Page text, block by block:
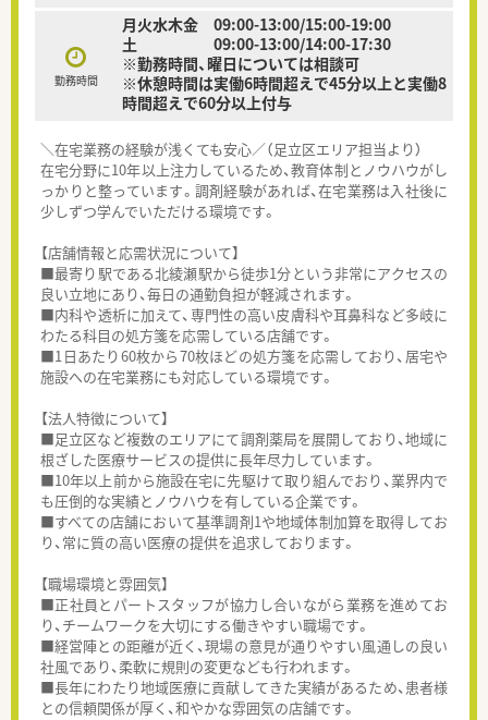
勤務時間
月火水木金 09:00-13:00/15:00-19:00
土 09:00-13:00/14:00-17:30
※勤務時間、曜日については相談可
※休憩時間は実働6時間超えで45分以上と実働8
時間超えで60分以上付与
＼在宅業務の経験が浅くても安心／（足立区エリア担当より）
在宅分野に10年以上注力しているため、教育体制とノウハウがし
っかりと整っています。調剤経験があれば、在宅業務は入社後に
少しずつ学んでいただける環境です。
【店舗情報と応需状況について】
■最寄り駅である北綾瀬駅から徒歩1分という非常にアクセスの
良い立地にあり、毎日の通勤負担が軽減されます。
■内科や透析に加えて、専門性の高い皮膚科や耳鼻科など多岐に
わたる科目の処方箋を応需している店舗です。
■1日あたり60枚から70枚ほどの処方箋を応需しており、居宅や
施設への在宅業務にも対応している環境です。
【法人特徴について】
■足立区など複数のエリアにて調剤薬局を展開しており、地域に
根ざした医療サービスの提供に長年尽力しています。
■10年以上前から施設在宅に先駆けて取り組んでおり、業界内で
も圧倒的な実績とノウハウを有している企業です。
■すべての店舗において基準調剤1や地域体制加算を取得してお
り、常に質の高い医療の提供を追求しております。
【職場環境と雰囲気】
■正社員とパートスタッフが協力し合いながら業務を進めてお
り、チームワークを大切にする働きやすい職場です。
■経営陣との距離が近く、現場の意見が通りやすい風通しの良い
社風であり、柔軟に規則の変更なども行われます。
■長年にわたり地域医療に貢献してきた実績があるため、患者様
との信頼関係が厚く、和やかな雰囲気の店舗です。